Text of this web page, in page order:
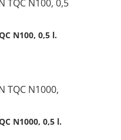
N100, 0,5 l.
N1000, 0,5 l.